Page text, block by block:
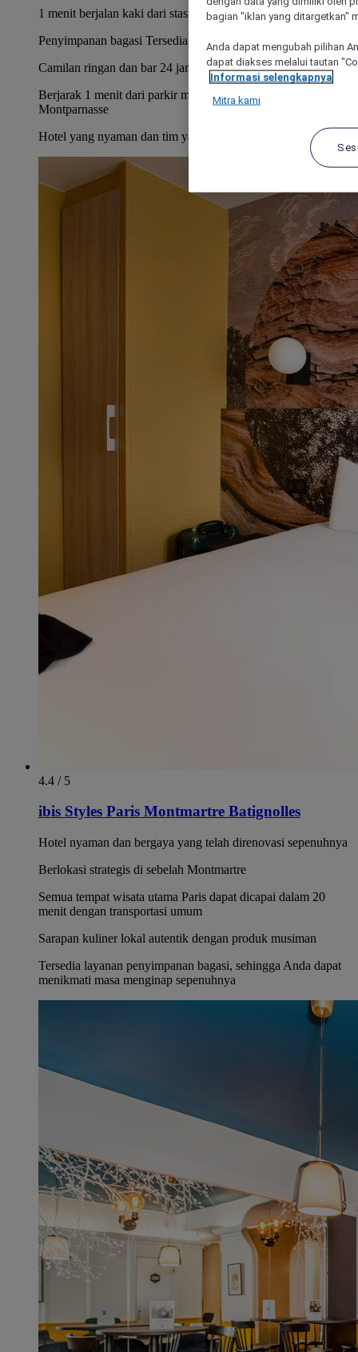
1 menit berjalan kaki dari stasiun kereta Montparnasse
Penyimpanan bagasi Tersedia 24 jam sehari
Camilan ringan dan bar 24 jam
Berjarak 1 menit dari parkir mobil aman berbayar di stasiun
Montparnasse
Hotel yang nyaman dan tim yang ramah
4.4 / 5
ibis Styles Paris Montmartre Batignolles
Hotel nyaman dan bergaya yang telah direnovasi sepenuhnya
Berlokasi strategis di sebelah Montmartre
Semua tempat wisata utama Paris dapat dicapai dalam 20
menit dengan transportasi umum
Sarapan kuliner lokal autentik dengan produk musiman
Tersedia layanan penyimpanan bagasi, sehingga Anda dapat
menikmati masa menginap sepenuhnya
bagian "iklan yang ditargetkan"
Anda dapat mengubah pilihan
dapat diakses melalui tautan
Informasi selengkapnya
Mitra kami